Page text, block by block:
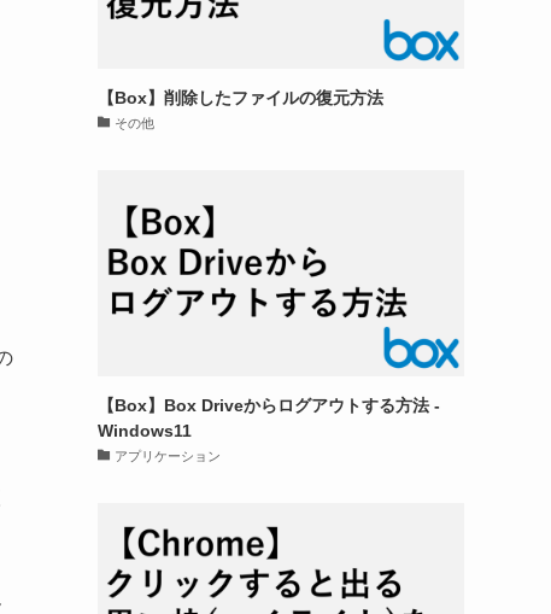
【Box】削除したファイルの復元方法
その他
【Box】Box Driveからログアウトする方法 -
Windows11
アプリケーション